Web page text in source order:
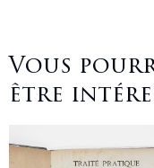
Vous
être